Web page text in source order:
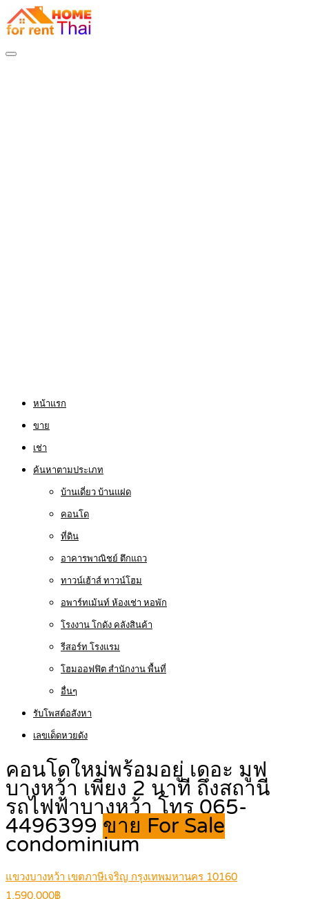
หน้าแรก
ขาย
เช่า
ค้นหาตามประเภท
บ้านเดี่ยว บ้านแฝด
คอนโด
ที่ดิน
อาคารพาณิชย์ ตึกแถว
ทาวน์เฮ้าส์ ทาวน์โฮม
อพาร์ทเม้นท์ ห้องเช่า หอพัก
โรงงาน โกดัง คลังสินค้า
รีสอร์ท โรงแรม
โฮมออฟฟิต สำนักงาน พื้นที่
อื่นๆ
รับโพสต์อสังหา
เลขเด็ดหวยดัง
คอนโดใหม่พร้อมอยู่ เดอะ มูฟ
บางหว้า เพียง 2 นาที ถึงสถานี
รถไฟฟ้าบางหว้า โทร 065-
4496399 ขาย For Sale
condominium
แขวงบางหว้า เขตภาษีเจริญ กรุงเทพมหานคร 10160
1,590,000฿